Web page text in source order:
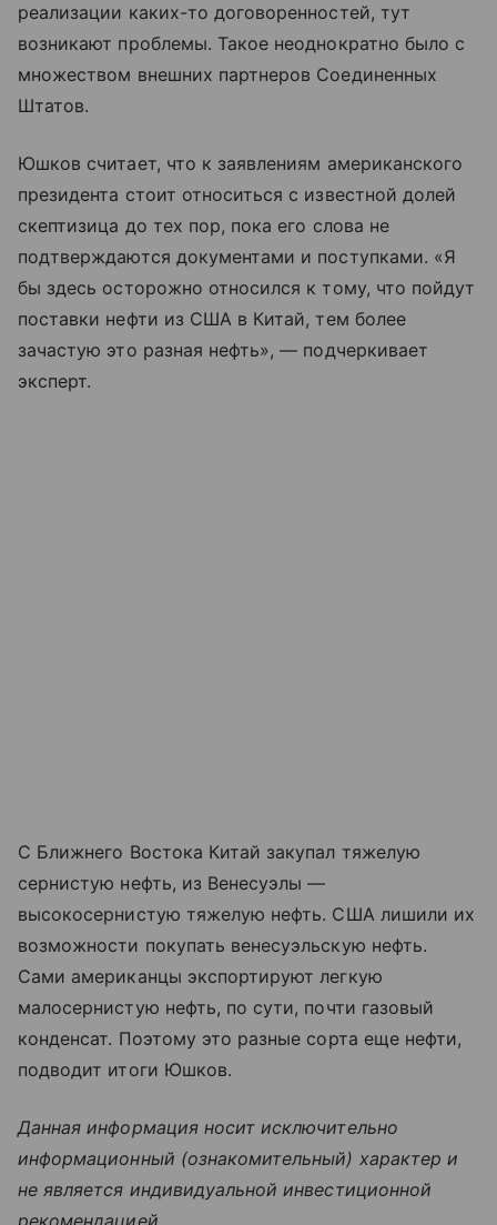
реализации каких-то договоренностей, тут
возникают проблемы. Такое неоднократно было с
множеством внешних партнеров Соединенных
Штатов.
Юшков считает, что к заявлениям американского
президента стоит относиться с известной долей
скептизица до тех пор, пока его слова не
подтверждаются документами и поступками. «Я
бы здесь осторожно относился к тому, что пойдут
поставки нефти из США в Китай, тем более
зачастую это разная нефть», — подчеркивает
эксперт.
С Ближнего Востока Китай закупал тяжелую
сернистую нефть, из Венесуэлы —
высокосернистую тяжелую нефть. США лишили их
возможности покупать венесуэльскую нефть.
Сами американцы экспортируют легкую
малосернистую нефть, по сути, почти газовый
конденсат. Поэтому это разные сорта еще нефти,
подводит итоги Юшков.
Данная информация носит исключительно
информационный (ознакомительный) характер и
не является индивидуальной инвестиционной